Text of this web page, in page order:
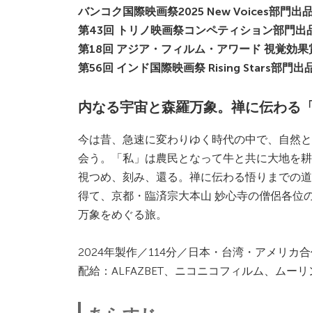
バンコク国際映画祭2025 New Voices部⾨出
第43回 トリノ映画祭コンペティション部⾨出
第18回 アジア・フィルム・アワード 視覚効
第56回 インド国際映画祭 Rising Stars部⾨出
内なる宇宙と森羅万象。禅に伝わる
今は昔、急速に変わりゆく時代の中で、⾃然
会う。「私」は農⺠となって⽜と共に⼤地を
視つめ、刻み、還る。禅に伝わる悟りまでの
得て、京都・臨済宗大本山 妙心寺の僧侶各位
万象をめぐる旅。
2024年製作／114分／日本・台湾・アメリカ
配給：ALFAZBET、ニコニコフィルム、ムー